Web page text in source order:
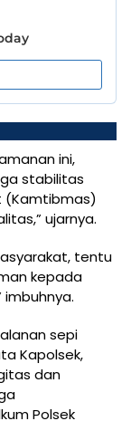
ini,
stabilitas
(Kamtibmas)
ujarnya.
tentu
kepada
sepi
Kapolsek,
dan
Polsek